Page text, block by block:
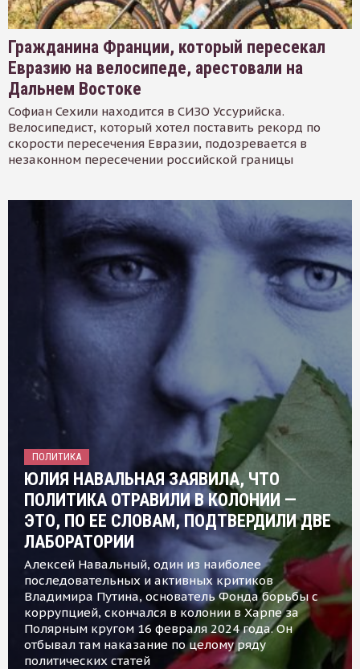
Гражданина Франции, который пересекал
Евразию на велосипеде, арестовали на
Дальнем Востоке
Софиан Сехили находится в СИЗО Уссурийска.
Велосипедист, который хотел поставить рекорд по
скорости пересечения Евразии, подозревается в
незаконном пересечении российской границы
ПОЛИТИКА
ЮЛИЯ НАВАЛЬНАЯ ЗАЯВИЛА, ЧТО
ПОЛИТИКА ОТРАВИЛИ В КОЛОНИИ —
ЭТО, ПО ЕЕ СЛОВАМ, ПОДТВЕРДИЛИ ДВЕ
ЛАБОРАТОРИИ
Алексей Навальный, один из наиболее
последовательных и активных критиков
Владимира Путина, основатель Фонда борьбы с
коррупцией, скончался в колонии в Харпе за
Полярным кругом 16 февраля 2024 года. Он
отбывал там наказание по целому ряду
политических статей